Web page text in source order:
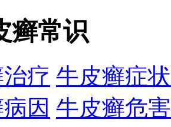
癣常识
疗 牛皮癣症状
因 牛皮癣危害